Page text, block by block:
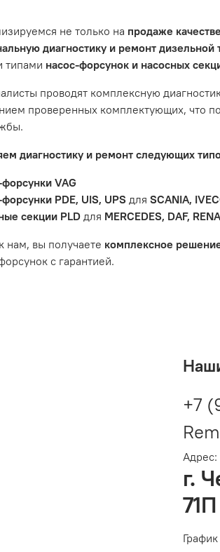
распространяется на следующие
срок.
расходным материалом, который
свечи зажигания и т.д.
вызваны ДТП, неправильной
не только на продаже
диагностику и ремонт дизельной
типами насос-форсунок и насосных
проводят комплексную
проверенных комплектующих, что
диагностику и ремонт следующих
VAG
PDE, UIS, UPS для SCANIA,
секции PLDдля MERCEDES, DAF,
нам, вы получаете комплексное
с гарантией.
+7
Адрес:
г.